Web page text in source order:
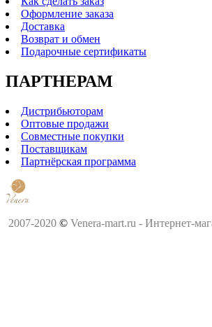
Оформление заказа
Доставка
Возврат и обмен
Подарочные сертификаты
ПАРТНЕРАМ
Дистрибьюторам
Оптовые продажи
Совместные покупки
Поставщикам
Партнёрская программа
2007-2020 © Venera-mart.ru - Интернет-